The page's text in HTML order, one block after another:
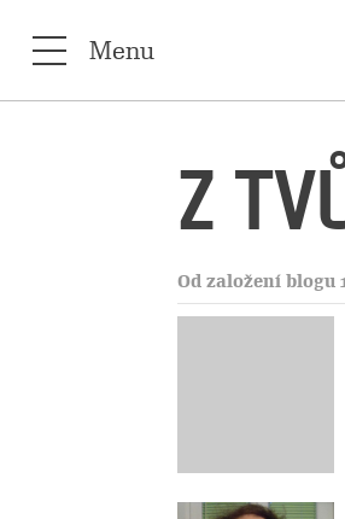
Menu
Z
Od založení blogu